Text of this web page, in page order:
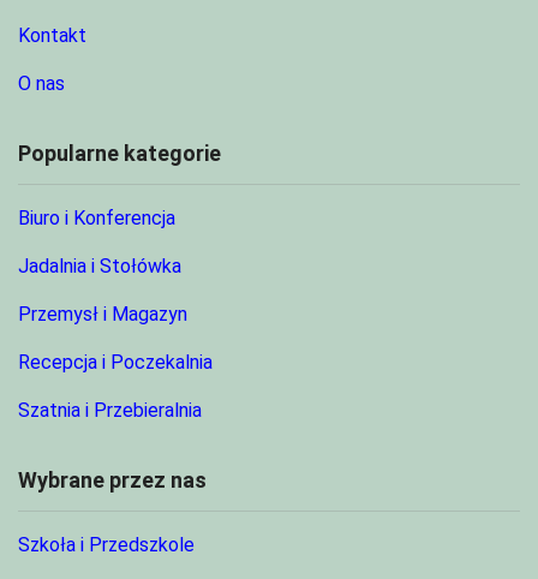
Kontakt
O nas
Popularne kategorie
Biuro i Konferencja
Jadalnia i Stołówka
Przemysł i Magazyn
Recepcja i Poczekalnia
Szatnia i Przebieralnia
Wybrane przez nas
Szkoła i Przedszkole